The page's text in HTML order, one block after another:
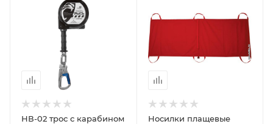
НВ-02 трос с карабином
Носилки плащевые